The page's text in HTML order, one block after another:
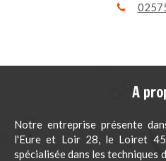
A
Notre entreprise présente
l'Eure et Loir 28, le Loiret
spécialisée dans les techniques